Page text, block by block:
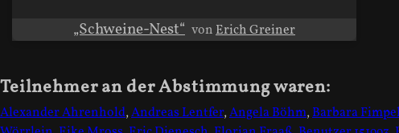
„Schweine-Nest“ vonErich Greiner
Teilnehmer an der Abstimmung waren:
Alexander Ahrenhold,Andreas Lentfer,Angela Böhm,Barbara